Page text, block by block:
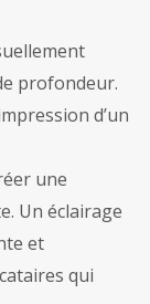
profondeur.
d’un
une
Un éclairage
et
qui